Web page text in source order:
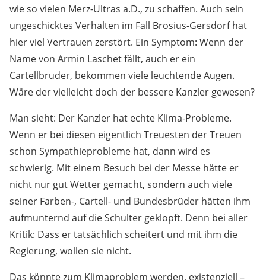
wie so vielen Merz-Ultras a.D., zu schaffen. Auch sein
ungeschicktes Verhalten im Fall Brosius-Gersdorf hat
hier viel Vertrauen zerstört. Ein Symptom: Wenn der
Name von Armin Laschet fällt, auch er ein
Cartellbruder, bekommen viele leuchtende Augen.
Wäre der vielleicht doch der bessere Kanzler gewesen?
Man sieht: Der Kanzler hat echte Klima-Probleme.
Wenn er bei diesen eigentlich Treuesten der Treuen
schon Sympathieprobleme hat, dann wird es
schwierig. Mit einem Besuch bei der Messe hätte er
nicht nur gut Wetter gemacht, sondern auch viele
seiner Farben-, Cartell- und Bundesbrüder hätten ihm
aufmunternd auf die Schulter geklopft. Denn bei aller
Kritik: Dass er tatsächlich scheitert und mit ihm die
Regierung, wollen sie nicht.
Das könnte zum Klimaproblem werden, existenziell –